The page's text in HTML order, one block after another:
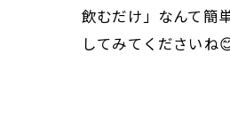
飲むだけ」なんて簡
してみてくださいね